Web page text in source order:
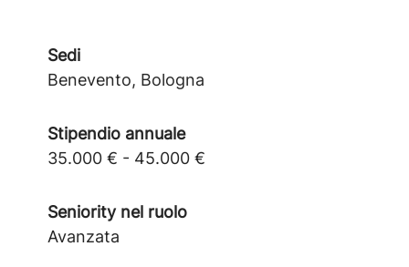
Sedi
Benevento, Bologna
Stipendio annuale
35.000 € - 45.000 €
Seniority nel ruolo
Avanzata